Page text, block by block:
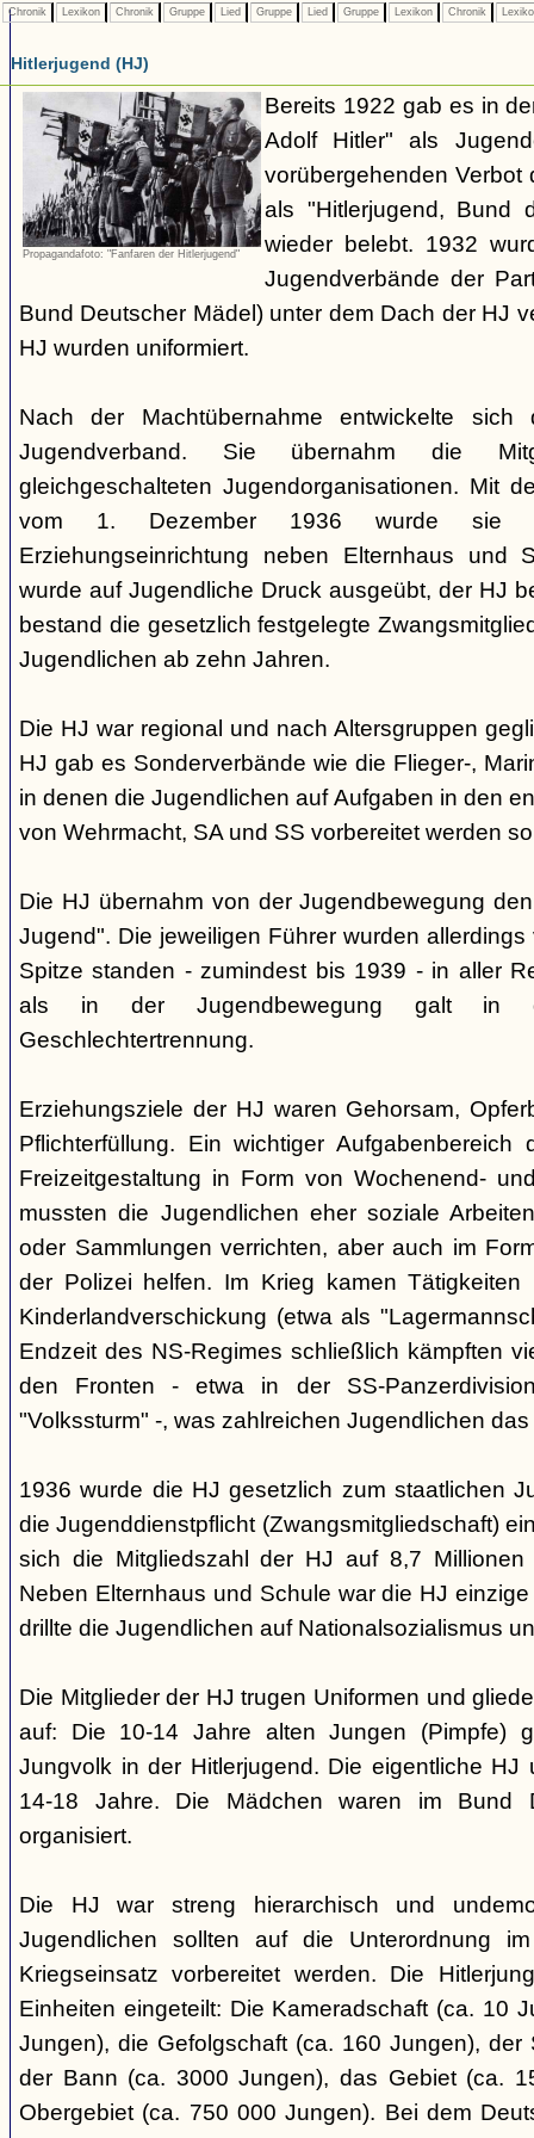
Chronik Lexikon Chronik Gruppe Lied Gruppe Lied Gruppe Lexikon Chronik
Hitlerjugend (HJ)
Propagandafoto: "Fanfaren der Hitlerjugend"
Bereits 1922 gab es in
Adolf Hitler" als
vorübergehenden Verbot
als "Hitlerjugend, Bund
wieder belebt. 1932
Jugendverbände der
Bund Deutscher Mädel) unter dem Dach der HJ
HJ wurden uniformiert.
Nach der Machtübernahme entwickelte
Jugendverband. Sie übernahm die
gleichgeschalteten Jugendorganisationen. Mit
vom 1. Dezember 1936 wurde sie
Erziehungseinrichtung neben Elternhaus und
wurde auf Jugendliche Druck ausgeübt, der HJ
bestand die gesetzlich festgelegte
Jugendlichen ab zehn Jahren.
Die HJ war regional und nach Altersgruppen
HJ gab es Sonderverbände wie die Flieger-,
in denen die Jugendlichen auf Aufgaben in den
von Wehrmacht, SA und SS vorbereitet werden
Die HJ übernahm von der Jugendbewegung
Jugend". Die jeweiligen Führer wurden
Spitze standen - zumindest bis 1939 - in aller
als in der Jugendbewegung galt in
Geschlechtertrennung.
Erziehungsziele der HJ waren Gehorsam,
Pflichterfüllung. Ein wichtiger
Freizeitgestaltung in Form von Wochenend-
mussten die Jugendlichen eher soziale
oder Sammlungen verrichten, aber auch im
der Polizei helfen. Im Krieg kamen
Kinderlandverschickung (etwa als
Endzeit des NS-Regimes schließlich kämpften
den Fronten - etwa in der SS-
"Volkssturm" -, was zahlreichen Jugendlichen
1936 wurde die HJ gesetzlich zum staatlichen
die Jugenddienstpflicht (Zwangsmitgliedschaft)
sich die Mitgliedszahl der HJ auf 8,7 Millionen
Neben Elternhaus und Schule war die HJ
drillte die Jugendlichen auf Nationalsozialismus
Die Mitglieder der HJ trugen Uniformen und
auf: Die 10-14 Jahre alten Jungen (Pimpfe)
Jungvolk in der Hitlerjugend. Die eigentliche HJ
14-18 Jahre. Die Mädchen waren im Bund
organisiert.
Die HJ war streng hierarchisch und
Jugendlichen sollten auf die Unterordnung
Kriegseinsatz vorbereitet werden. Die
Einheiten eingeteilt: Die Kameradschaft (ca. 10
Jungen), die Gefolgschaft (ca. 160 Jungen), der
der Bann (ca. 3000 Jungen), das Gebiet (ca.
Obergebiet (ca. 750 000 Jungen). Bei dem